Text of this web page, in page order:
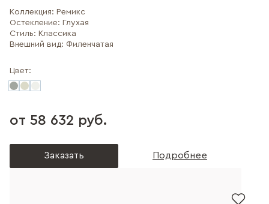
Коллекция: Ремикс
Остекление: Глухая
Стиль: Классика
Внешний вид: Филенчатая
Цвет:
от 58 632 руб.
Заказать Подробнее